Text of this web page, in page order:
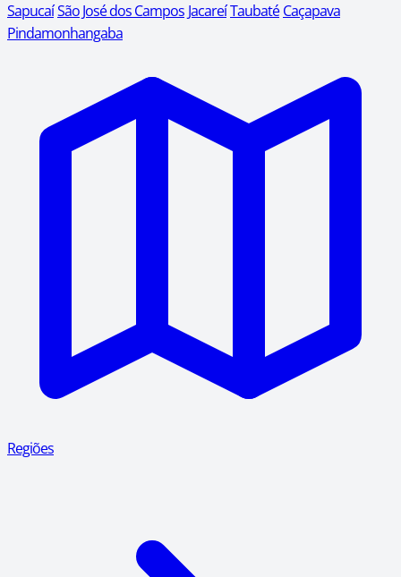
SapucaíSão José dos Campos JacareíTaubaté Caçapava
Pindamonhangaba
Regiões